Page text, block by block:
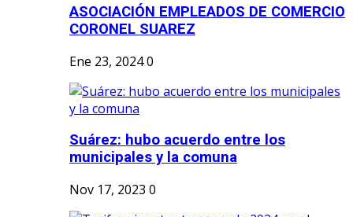
ASOCIACIÓN EMPLEADOS DE COMERCIO
CORONEL SUAREZ
Ene 23, 20240
Suárez: hubo acuerdo entre los
municipales y la comuna
Nov 17, 2023 0